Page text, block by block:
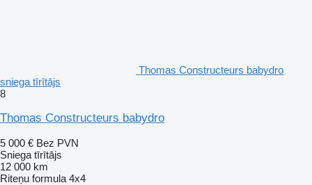
Thomas Constructeurs babydro
sniega tīrītājs
8
Thomas Constructeurs babydro
5 000 € Bez PVN
Sniega tīrītājs
12 000 km
Riteņu formula 4x4